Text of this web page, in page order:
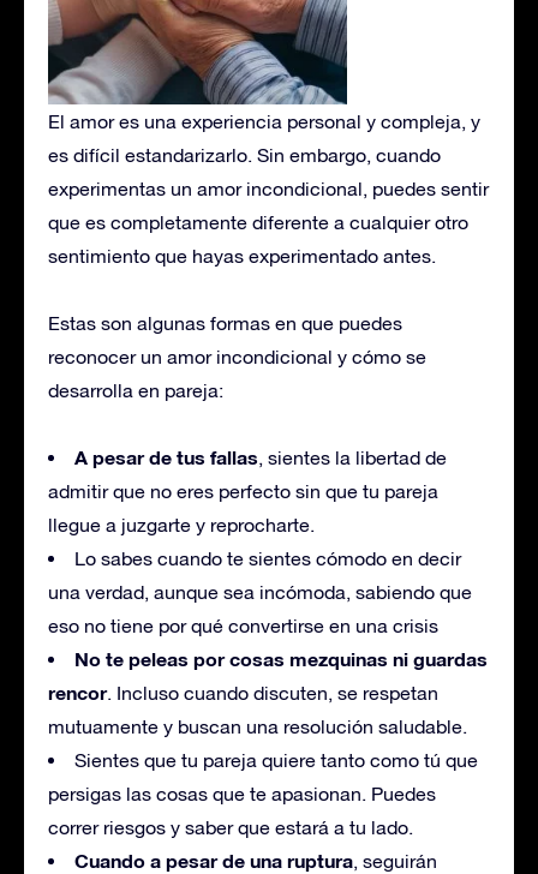
El amor es una experiencia personal y compleja, y
es difícil estandarizarlo. Sin embargo, cuando
experimentas un amor incondicional, puedes sentir
que es completamente diferente a cualquier otro
sentimiento que hayas experimentado antes.
Estas son algunas formas en que puedes
reconocer un amor incondicional y cómo se
desarrolla en pareja:
A pesar de tus fallas, sientes la libertad de
admitir que no eres perfecto sin que tu pareja
llegue a juzgarte y reprocharte.
Lo sabes cuando te sientes cómodo en decir
una verdad, aunque sea incómoda, sabiendo que
eso no tiene por qué convertirse en una crisis
No te peleas por cosas mezquinas ni guardas
rencor. Incluso cuando discuten, se respetan
mutuamente y buscan una resolución saludable.
Sientes que tu pareja quiere tanto como tú que
persigas las cosas que te apasionan. Puedes
correr riesgos y saber que estará a tu lado.
Cuando a pesar de una ruptura, seguirán